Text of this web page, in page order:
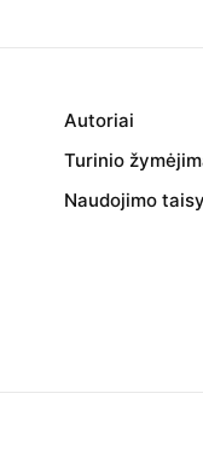
Autoriai
Turinio
Naudojimo